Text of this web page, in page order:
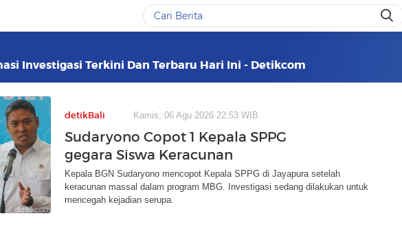
Investigasi Terkini Dan Terbaru Hari Ini - Detikcom
detikBali Kamis, 06 Agu 2026 22:53 WIB
Sudaryono Copot 1 Kepala SPPG
gegara Siswa Keracunan
Kepala BGN Sudaryono mencopot Kepala SPPG di Jayapura setelah
keracunan massal dalam program MBG. Investigasi sedang dilakukan untuk
mencegah kejadian serupa.